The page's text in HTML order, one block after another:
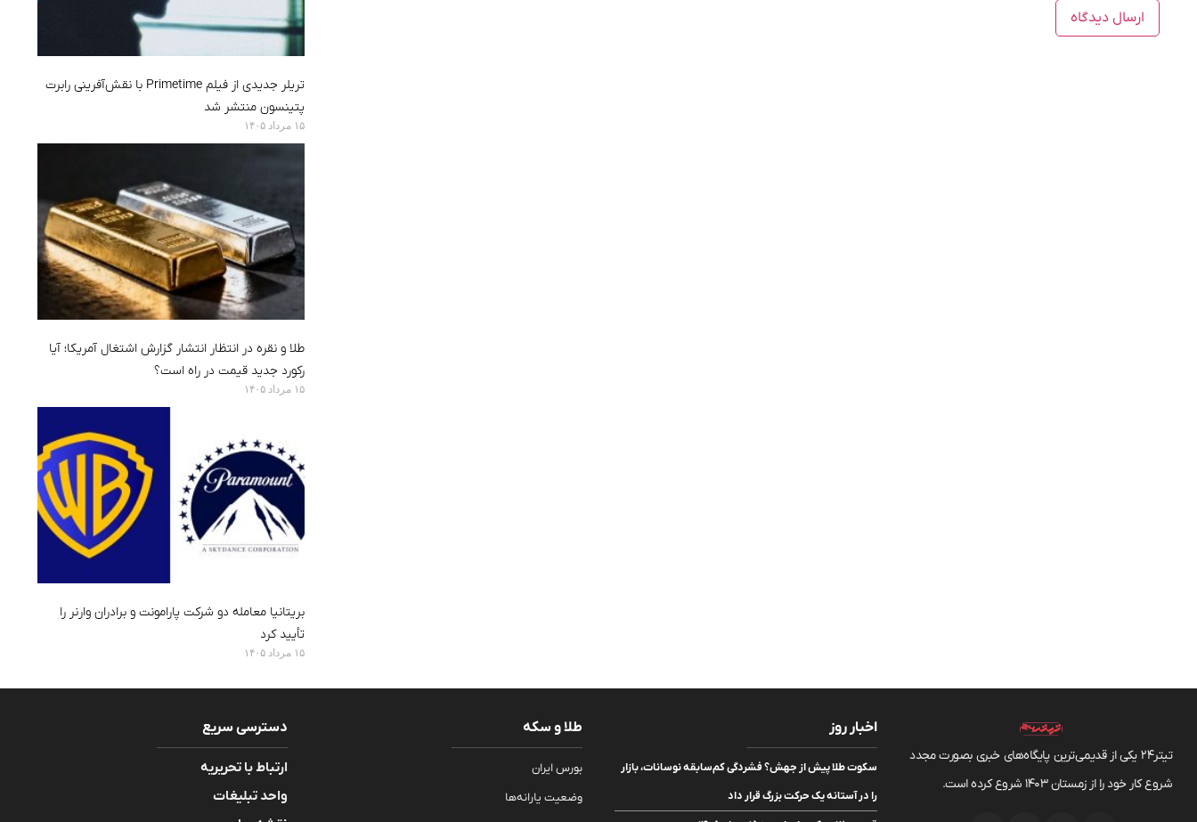
تریلر جدیدی از فیلم Primetime با نقش‌آفرینی رابرت
پتینسون منتشر شد
۱۵ مرداد ۱۴۰۵
طلا و نقره در انتظار انتشار گزارش اشتغال آمریکا؛ آیا
رکورد جدید قیمت در راه است؟
۱۵ مرداد ۱۴۰۵
بریتانیا معامله دو شرکت پارامونت و برادران وارنر را
تأیید کرد
۱۵ مرداد ۱۴۰۵
تیتر24 یکی از قدیمی‌ترین پایگاه‌های خبری بصورت مجدد
شروع کار خود را از زمستان 1403 شروع کرده است.
اخبار روز
سکوت طلا پیش از جهش؟ فشردگی کم‌سابقه نوسانات، بازار
را در آستانه یک حرکت بزرگ قرار داد
طلا و سکه
بورس ایران
وضعیت یارانه‌ها
دسترسی سریع
ارتباط با تحریریه
واحد تبلیغات